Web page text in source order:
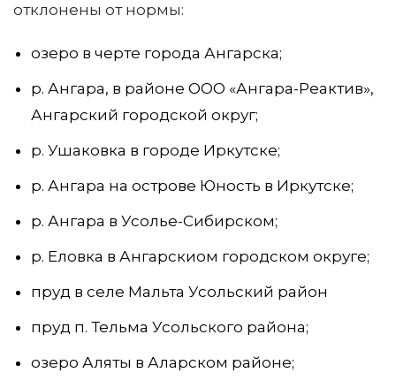
отклонены от нормы:
озеро в черте города Ангарска;
р. Ангара, в районе ООО «Ангара-Реактив»,
Ангарский городской округ;
р. Ушаковка в городе Иркутске;
р. Ангара на острове Юность в Иркутске;
р. Ангара в Усолье-Сибирском;
р. Еловка в Ангарскиом городском округе;
пруд в селе Мальта Усольский район
пруд п. Тельма Усольского района;
озеро Аляты в Аларском районе;